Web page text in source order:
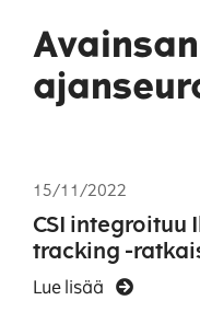
15/11/2022
CSI integroituu
tracking -
Lue lisää